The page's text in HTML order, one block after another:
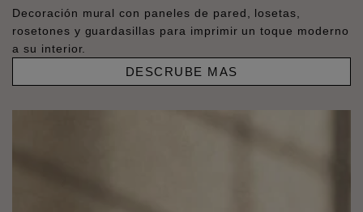
Decoración mural con paneles de pared, losetas,
rosetones y guardasillas para imprimir un toque moderno
a su interior.
DESCRUBE MAS